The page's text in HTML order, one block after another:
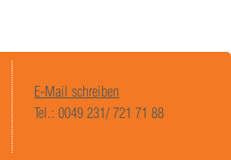
E-Mail schreiben
Tel.: 0049 231/ 721 71 88